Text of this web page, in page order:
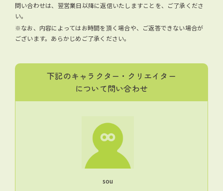
問い合わせは、翌営業日以降に返信いたしますことを、ご了承くださ
い。
※なお、内容によってはお時間を頂く場合や、ご返答できない場合が
ございます。あらかじめご了承ください。
下記のキャラクター・クリエイター
について問い合わせ
sou